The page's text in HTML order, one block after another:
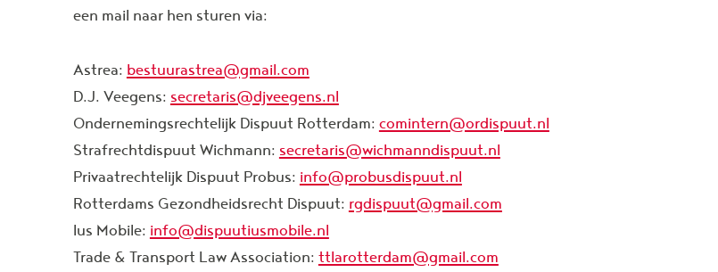
een mail naar hen sturen via:
Astrea: bestuurastrea@gmail.com
D.J. Veegens: secretaris@djveegens.nl
Ondernemingsrechtelijk Dispuut Rotterdam: comintern@ordispuut.nl
Strafrechtdispuut Wichmann: secretaris@wichmanndispuut.nl
Privaatrechtelijk Dispuut Probus: info@probusdispuut.nl
Rotterdams Gezondheidsrecht Dispuut: rgdispuut@gmail.com
Ius Mobile: info@dispuutiusmobile.nl
Trade & Transport Law Association: ttlarotterdam@gmail.com